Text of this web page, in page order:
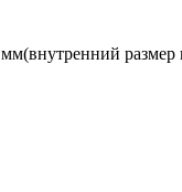
мм(внутренний размер